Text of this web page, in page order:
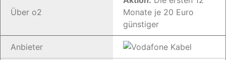
Über o2
Monate je 20 Euro
günstiger
Anbieter